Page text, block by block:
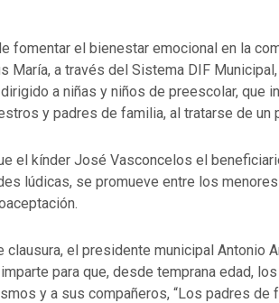
fomentar el bienestar emocional en la
María, a través del Sistema DIF
dirigido a niñas y niños de preescolar, que
y padres de familia, al tratarse de un
el kínder José Vasconcelos el
lúdicas, se promueve entre los
clausura, el presidente municipal Antonio
para que, desde temprana edad,
y a sus compañeros, “Los padres de